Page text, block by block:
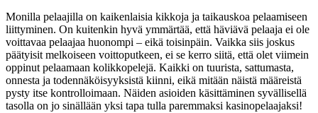
Monilla pelaajilla on kaikenlaisia kikkoja ja taikauskoa pelaamiseen
liittyminen. On kuitenkin hyvä ymmärtää, että häviävä pelaaja ei ole
voittavaa pelaajaa huonompi – eikä toisinpäin. Vaikka siis joskus
päätyisit melkoiseen voittoputkeen, ei se kerro siitä, että olet viimein
oppinut pelaamaan kolikkopelejä. Kaikki on tuurista, sattumasta,
onnesta ja todennäköisyyksistä kiinni, eikä mitään näistä määreistä
pysty itse kontrolloimaan. Näiden asioiden käsittäminen syvällisellä
tasolla on jo sinällään yksi tapa tulla paremmaksi kasinopelaajaksi!